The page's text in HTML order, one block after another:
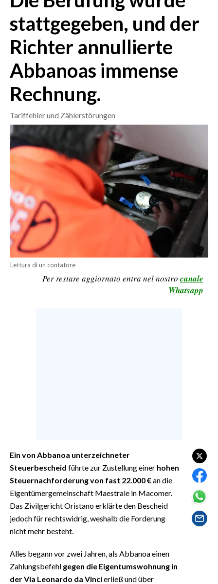
CRONACA
MONDO
POLITICA
ECONOMIA
LAVORO
BANDI
SPORT IN SARDEGNA
SPORT
RISULTATI E CLASSIFICHE
CALCIO
CALCIO REGIONALE
BASKET
#CARAUNIONE
INSULARITÀ
VIDEO
INFO AZIENDE
ABBONATI
stattgegeben, und der
Richter annullierte
Abbanoas immense
Rechnung.
Tariffehler und Zählerstörungen
Lettura di un contatore
Per restare aggiornato entra nel nostro canale
Whatsapp
Ein von Abbanoa unterzeichneter
Steuerbescheid führte zur Zustellung einer hohen
Steuernachforderung von fast 22.000 €an die
Eigentümergemeinschaft Maestrale in Macomer.
Das Zivilgericht Oristano erklärte den Bescheid
jedoch für rechtswidrig, weshalb die Forderung
nicht mehr besteht.
Alles begann vor zwei Jahren, als Abbanoa einen
Zahlungsbefehl gegen die Eigentumswohnung in
der Via Leonardo da Vincierließ und über